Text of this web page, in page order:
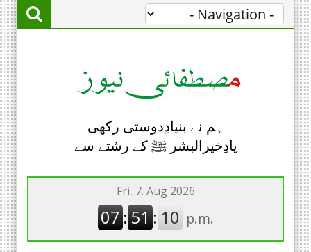
ہم نے بنیادِدوستی رکھی
یادِخیرالبشر ﷺ کے رشتے سے